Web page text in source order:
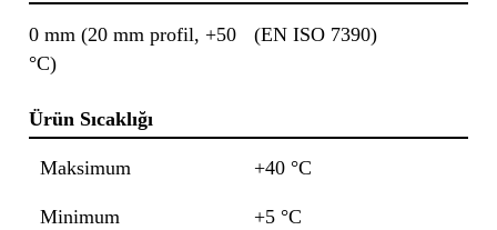
0 mm (20 mm profil, +50
°C)
(EN ISO 7390)
Ürün Sıcaklığı
Maksimum +40 °C
Minimum +5 °C